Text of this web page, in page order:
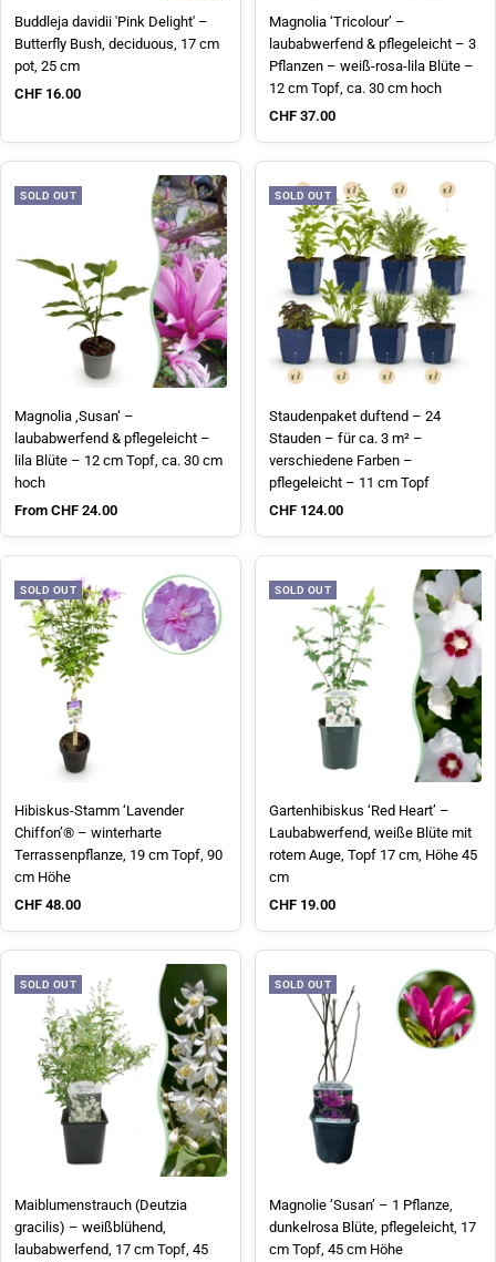
Buddleja davidii 'Pink Delight' –
Butterfly Bush, deciduous, 17 cm
pot, 25 cm
Sale price
CHF 16.00
Magnolia ‘Tricolour’ –
laubabwerfend & pflegeleicht – 3
Pflanzen – weiß-rosa-lila Blüte –
12 cm Topf, ca. 30 cm hoch
Sale price
CHF 37.00
SOLD OUT
Magnolia ‚Susan‘ –
laubabwerfend & pflegeleicht –
lila Blüte – 12 cm Topf, ca. 30 cm
hoch
Sale price
From CHF 24.00
SOLD OUT
Staudenpaket duftend – 24
Stauden – für ca. 3 m² –
verschiedene Farben –
pflegeleicht – 11 cm Topf
Sale price
CHF 124.00
SOLD OUT
Hibiskus-Stamm ‘Lavender
Chiffon’® – winterharte
Terrassenpflanze, 19 cm Topf, 90
cm Höhe
Sale price
CHF 48.00
SOLD OUT
Gartenhibiskus ‘Red Heart’ –
Laubabwerfend, weiße Blüte mit
rotem Auge, Topf 17 cm, Höhe 45
cm
Sale price
CHF 19.00
SOLD OUT
Maiblumenstrauch (Deutzia
gracilis) – weißblühend,
laubabwerfend, 17 cm Topf, 45
SOLD OUT
Magnolie ‘Susan’ – 1 Pflanze,
dunkelrosa Blüte, pflegeleicht, 17
cm Topf, 45 cm Höhe